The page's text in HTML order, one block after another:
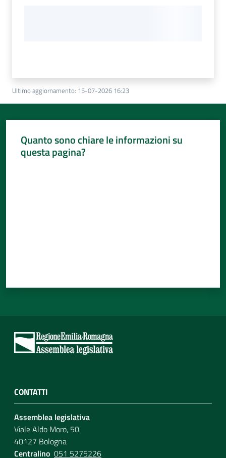
Ultimo aggiornamento: 15-07-2026 16:23
Quanto sono chiare le informazioni su
questa pagina?
CONTATTI
Assemblea legislativa
Viale Aldo Moro, 50
40127 Bologna
Centralino 051 5275226